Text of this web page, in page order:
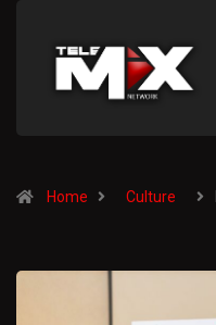
Home Culture